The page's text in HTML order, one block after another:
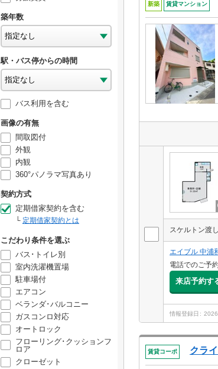
築年数
駅・バス停からの時間
バス利用を含む
画像の有無
間取図付
外観
内観
360°パノラマ写真あり
契約方式
定期借家契約を含む
定期借家契約とは
こだわり条件を選ぶ
バス･トイレ別
室内洗濯機置場
駐車場付
エアコン
ベランダ･バルコニー
ガスコンロ対応
オートロック
フローリング･クッションフ
ロア
クローゼット
新築 賃貸マンション
エイブル 中浦
電話でのご予
来店予約す
情報登録日
賃貸コーポ クラ